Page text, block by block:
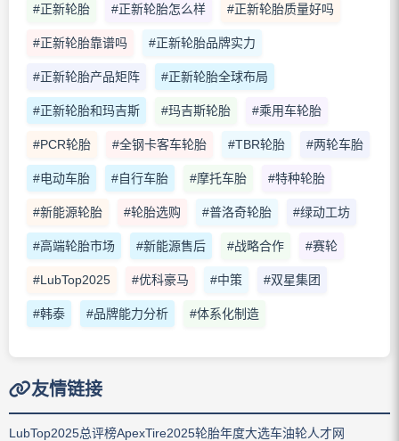
#正新轮胎 #正新轮胎怎么样 #正新轮胎质量好吗
#正新轮胎靠谱吗 #正新轮胎品牌实力
#正新轮胎产品矩阵 #正新轮胎全球布局
#正新轮胎和玛吉斯 #玛吉斯轮胎 #乘用车轮胎
#PCR轮胎 #全钢卡客车轮胎 #TBR轮胎 #两轮车胎
#电动车胎 #自行车胎 #摩托车胎 #特种轮胎
#新能源轮胎 #轮胎选购 #普洛奇轮胎 #绿动工坊
#高端轮胎市场 #新能源售后 #战略合作 #赛轮
#LubTop2025 #优科豪马 #中策 #双星集团
#韩泰 #品牌能力分析 #体系化制造
友情链接
LubTop2025总评榜ApexTire2025轮胎年度大选车油轮人才网